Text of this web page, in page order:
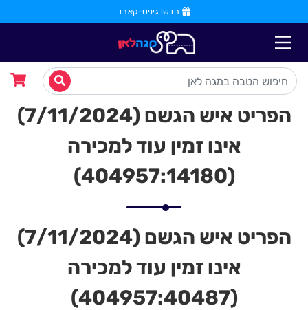
חדש! גיפט-קארד
הפריט איש הגשם (7/11/2024)
אינו זמין עוד למכירה
(404957:14180)
הפריט איש הגשם (7/11/2024)
אינו זמין עוד למכירה
(404957:40487)